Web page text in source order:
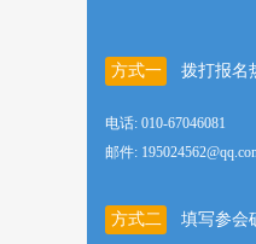
方式一 拨打报名
电话: 010-67046081
邮件:
方式二 填写参会